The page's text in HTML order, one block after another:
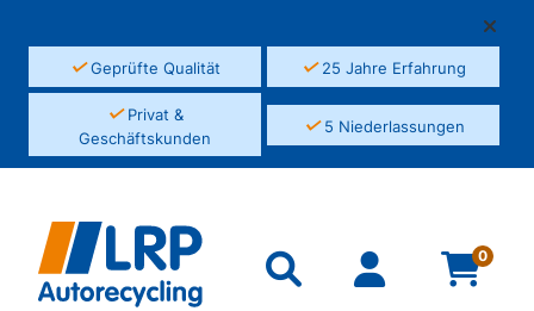
✓Geprüfte Qualität ✓25 Jahre Erfahrung
✓Privat &
Geschäftskunden
✓5 Niederlassungen
0